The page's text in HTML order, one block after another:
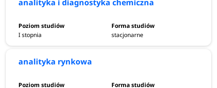
analityka i diagnostyka chemiczna
I stopnia stacjonarne
analityka rynkowa